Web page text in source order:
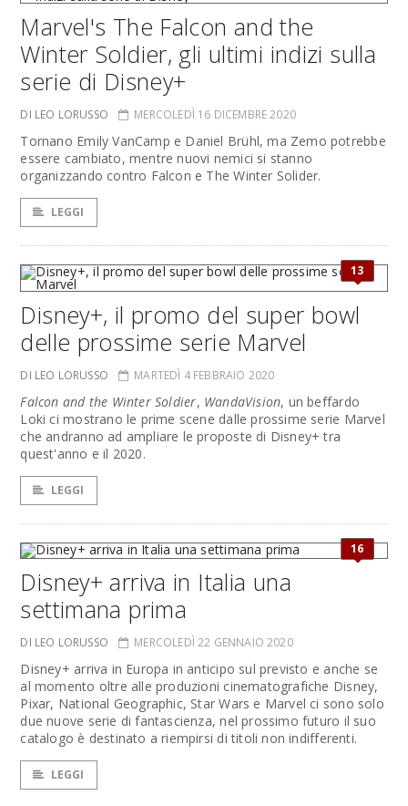
Marvel's The Falcon and the
Winter Soldier, gli ultimi indizi sulla
serie di Disney+
DI LEO LORUSSO MERCOLEDÌ 16 DICEMBRE 2020
Tornano Emily VanCamp e Daniel Brühl, ma Zemo potrebbe
essere cambiato, mentre nuovi nemici si stanno
organizzando contro Falcon e The Winter Solider.
LEGGI
13
Disney+, il promo del super bowl
delle prossime serie Marvel
DI LEO LORUSSO MARTEDÌ 4 FEBBRAIO 2020
Falcon and the Winter Soldier, WandaVision, un beffardo
Loki ci mostrano le prime scene dalle prossime serie Marvel
che andranno ad ampliare le proposte di Disney+ tra
quest'anno e il 2020.
LEGGI
16
Disney+ arriva in Italia una
settimana prima
DI LEO LORUSSO MERCOLEDÌ 22 GENNAIO 2020
Disney+ arriva in Europa in anticipo sul previsto e anche se
al momento oltre alle produzioni cinematografiche Disney,
Pixar, National Geographic, Star Wars e Marvel ci sono solo
due nuove serie di fantascienza, nel prossimo futuro il suo
catalogo è destinato a riempirsi di titoli non indifferenti.
LEGGI